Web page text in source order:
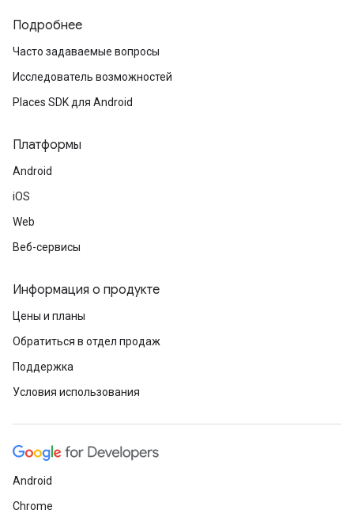
Подробнее
Часто задаваемые вопросы
Исследователь возможностей
Places SDK для Android
Платформы
Android
iOS
Web
Веб-сервисы
Информация о продукте
Цены и планы
Обратиться в отдел продаж
Поддержка
Условия использования
Android
Chrome